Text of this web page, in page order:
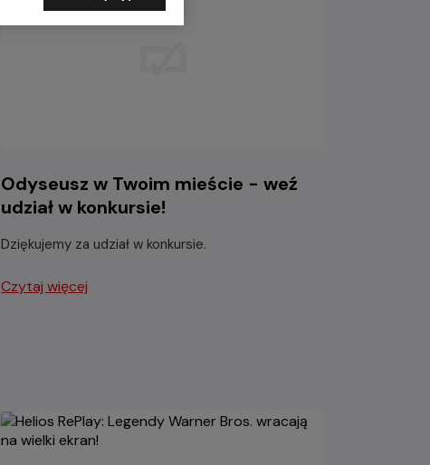
Odyseusz w Twoim mieście - weź
udział w konkursie!
Dziękujemy za udział w konkursie.
Czytaj więcej